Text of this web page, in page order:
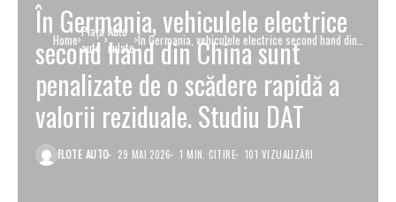
Home Piaţa
auto
Auto
rulate În Germania, vehiculele electrice second hand din
China sunt penalizate de o scădere rapidă a valorii
reziduale. Studiu DAT
În Germania, vehiculele electrice
second hand din China sunt
penalizate de o scădere rapidă a
valorii reziduale. Studiu DAT
FLOTE AUTO 29 MAI 2026 1 MIN. CITIRE 101 VIZUALIZĂRI